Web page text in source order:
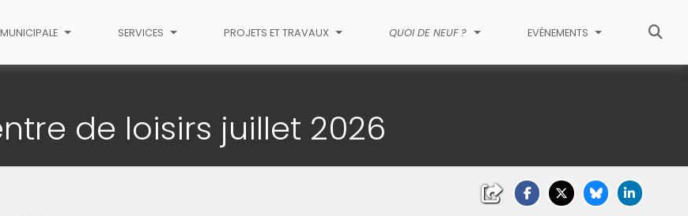
SERVICES PROJETS ET TRAVAUX QUOI DE NEUF ? EVÈNEMENTS
de loisirs juillet 2026